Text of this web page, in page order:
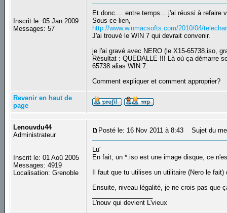
Inscrit le: 05 Jan 2009
Messages: 57
Et donc.... entre temps... j'ai réussi à refaire
Sous ce lien,
http://www.winmacsofts.com/2010/04/
J'ai trouvé le WIN 7 qui devrait convenir.
je l'ai gravé avec NERO (le X15-65738.iso,
Résultat : QUEDALLE !!! Là où ça démarre
65738 alias WIN 7.
Comment expliquer et comment approprier?
Revenir en haut de
page
Lenouvdu44
Administrateur
Inscrit le: 01 Aoû 2005
Messages: 4919
Localisation: Grenoble
Posté le: 16 Nov 2011 à 8:43 Sujet du
Lu'
En fait, un *.iso est une image disque, ce
Il faut que tu utilises un utilitaire (Nero le
Ensuite, niveau légalité, je ne crois pas que
L'nouv qui devient L'vieux